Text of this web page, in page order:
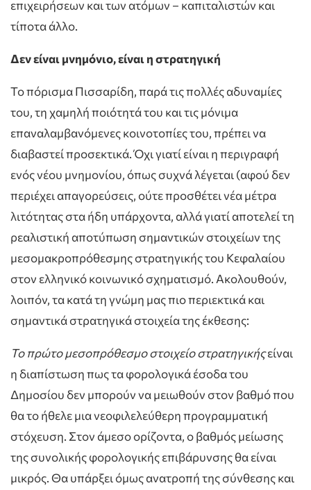
επιχειρήσεων και των ατόμων – καπιταλιστών και
τίποτα άλλο.
Δεν είναι μνημόνιο, είναι η στρατηγική
Το πόρισμα Πισσαρίδη, παρά τις πολλές αδυναμίες
του, τη χαμηλή ποιότητά του και τις μόνιμα
επαναλαμβανόμενες κοινοτοπίες του, πρέπει να
διαβαστεί προσεκτικά. Όχι γιατί είναι η περιγραφή
ενός νέου μνημονίου, όπως συχνά λέγεται (αφού δεν
περιέχει απαγορεύσεις, ούτε προσθέτει νέα μέτρα
λιτότητας στα ήδη υπάρχοντα, αλλά γιατί αποτελεί τη
ρεαλιστική αποτύπωση σημαντικών στοιχείων της
μεσομακροπρόθεσμης στρατηγικής του Κεφαλαίου
στον ελληνικό κοινωνικό σχηματισμό. Ακολουθούν,
λοιπόν, τα κατά τη γνώμη μας πιο περιεκτικά και
σημαντικά στρατηγικά στοιχεία της έκθεσης:
To πρώτο μεσοπρόθεσμο στοιχείο στρατηγικήςείναι
η διαπίστωση πως τα φορολογικά έσοδα του
Δημοσίου δεν μπορούν να μειωθούν στον βαθμό που
θα το ήθελε μια νεοφιλελεύθερη προγραμματική
στόχευση. Στον άμεσο ορίζοντα, ο βαθμός μείωσης
της συνολικής φορολογικής επιβάρυνσης θα είναι
μικρός. Θα υπάρξει όμως ανατροπή της σύνθεσης και